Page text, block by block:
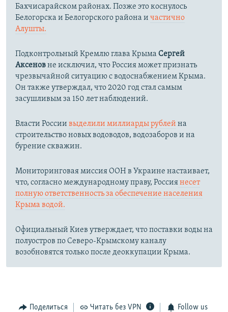
Бахчисарайском районах. Позже это коснулось
Белогорска и Белогорского района и частично
Алушты.
Подконтрольный Кремлю глава Крыма Сергей
Аксеновне исключил, что Россия может признать
чрезвычайной ситуацию с водоснабжением Крыма.
Он также утверждал, что 2020 год стал самым
засушливым за 150 лет наблюдений.​
Власти России выделили миллиарды рублей на
строительство новых водоводов, водозаборов и на
бурение скважин.
Мониторинговая миссия ООН в Украине настаивает,
что, согласно международному праву, Россиянесет
полную ответственность за обеспечение населения
Крыма водой.
Официальный Киев утверждает, что поставки воды на
полуостров по Северо-Крымскому каналу
возобновятся только после деоккупации Крыма.
Поделиться Читать без VPN Follow us